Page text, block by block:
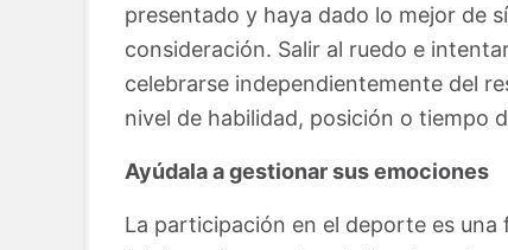
presentado y haya dado lo mejor de
consideración. Salir al ruedo e
celebrarse independientemente del
nivel de habilidad, posición o tiempo
Ayúdala a gestionar sus emociones
La participación en el deporte es